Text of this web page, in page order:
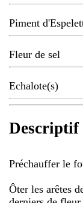
Piment
Fleur de sel
Echalote(s)
Descriptif
Préchauffer le
Ôter les arêtes